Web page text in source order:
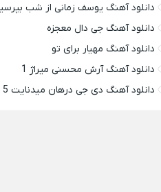
دانلود آهنگ یوسف زمانی از شب
دانلود آهنگ جی دال معجزه
دانلود آهنگ مهیار برای تو
دانلود آهنگ آرش محسنی میراژ 1
دانلود آهنگ دی جی درهان میدنایت 5